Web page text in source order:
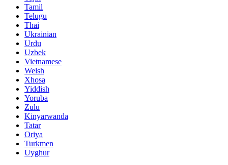
Tamil
Telugu
Thai
Ukrainian
Urdu
Uzbek
Vietnamese
Welsh
Xhosa
Yiddish
Yoruba
Zulu
Kinyarwanda
Tatar
Oriya
Turkmen
Uyghur